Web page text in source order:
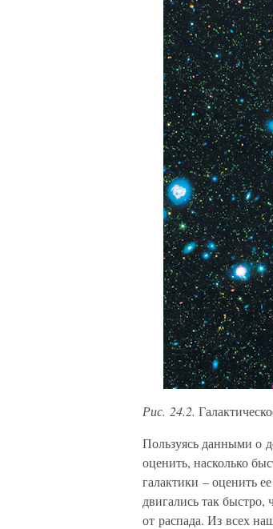
Рис. 24.2.
Пользуясь данными о
оценить, насколько
галактики – оценить
двигались так
от распада. Из всех